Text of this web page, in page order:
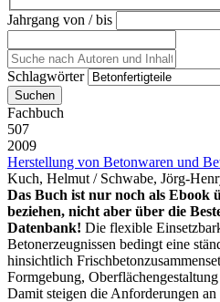
Jahrgang von / bis
Schlagwörter
Fachbuch
507
2009
Herstellung von Betonwaren und
Kuch, Helmut / Schwabe, Jörg-
Das Buch ist nur noch als Ebook
beziehen, nicht aber über die
Datenbank! Die flexible
Betonerzeugnissen bedingt eine
hinsichtlich
Formgebung,
Damit steigen die Anforderungen an